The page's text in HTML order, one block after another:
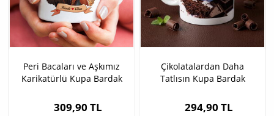
Peri Bacaları ve Aşkımız
Karikatürlü Kupa Bardak
309,90 TL
Çikolatalardan Daha
Tatlısın Kupa Bardak
294,90 TL